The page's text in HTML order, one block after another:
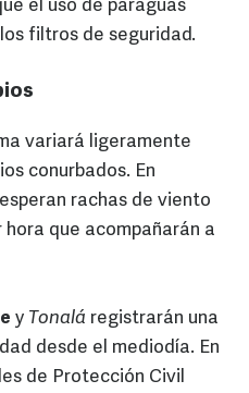
el uso de paraguas
filtros de seguridad.
variará ligeramente
conurbados. En
rachas de viento
que acompañarán a
y Tonalá registrarán una
desde el mediodía. En
de Protección Civil